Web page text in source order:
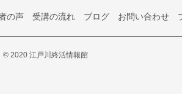
の声 受講の流れ ブログ お問い合わせ
© 2020 江戸川終活情報館